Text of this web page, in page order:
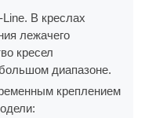
В креслах
лежачего
кресел
диапазоне.
креплением